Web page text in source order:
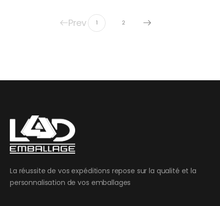
Prev 1 2
La réussite de vos expéditions repose sur la qualité et la
personnalisation de vos emballages